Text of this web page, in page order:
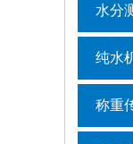
水分
纯水
称重